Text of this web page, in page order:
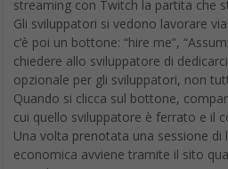
streaming con Twitch la partita che
Gli sviluppatori si vedono lavorare
c’è poi un bottone: “hire me”,
chiedere allo sviluppatore di
opzionale per gli sviluppatori, non
Quando si clicca sul bottone,
cui quello sviluppatore è ferrato e il
Una volta prenotata una sessione di
economica avviene tramite il sito